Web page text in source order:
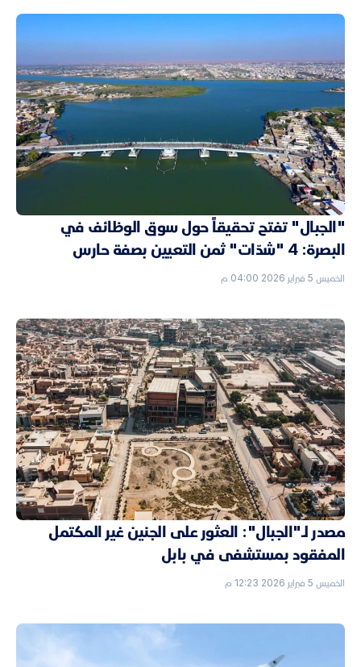
"الجبال" تفتح تحقيقاً حول سوق الوظائف في
البصرة: 4 "شدّات" ثمن التعيين بصفة حارس
الخميس 5 فبراير 2026 04:00 م
مصدر لـ"الجبال": العثور على الجنين غير المكتمل
المفقود بمستشفى في بابل
الخميس 5 فبراير 2026 12:23 م